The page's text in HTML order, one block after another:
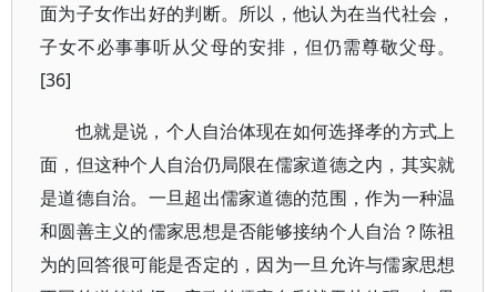
面为子女作出好的判断。所以，他认为在当代社会，
子女不必事事听从父母的安排，但仍需尊敬父母。
[36]
也就是说，个人自治体现在如何选择孝的方式上
面，但这种个人自治仍局限在儒家道德之内，其实就
是道德自治。一旦超出儒家道德的范围，作为一种温
和圆善主义的儒家思想是否能够接纳个人自治？陈祖
为的回答很可能是否定的，因为一旦允许与儒家思想